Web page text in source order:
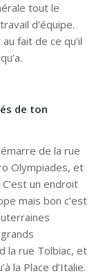
tout le
d’équipe.
fait de ce qu’il
de ton
de la rue
Olympiades, et
un endroit
mais bon c’est
la rue Tolbiac, et
la Place d’Italie.